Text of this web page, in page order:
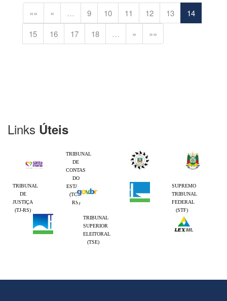
«« « … 9 10 11 12 13
14
15
16 17 18 … » »»
Links Úteis
TRIBUNAL
DE
CONTAS
DO
ESTADO
(TCE-
RS)
TRIBUNAL
DE
JUSTIÇA
(TJ-RS)
SUPREMO
TRIBUNAL
FEDERAL
(STF)
TRIBUNAL
SUPERIOR
ELEITORAL
(TSE)